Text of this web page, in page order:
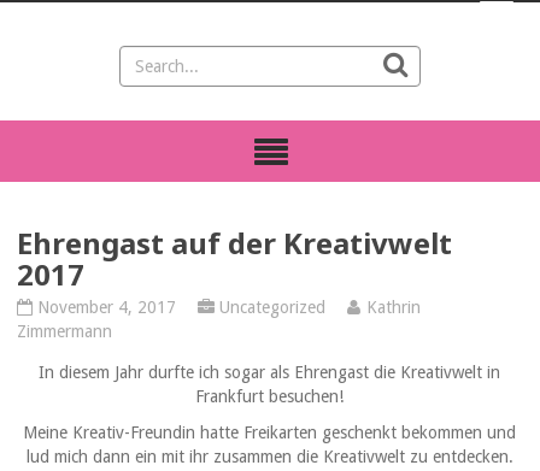
Ehrengast auf der Kreativwelt
2017
November 4, 2017 Uncategorized
Kathrin
Zimmermann
In diesem Jahr durfte ich sogar als Ehrengast die Kreativwelt in
Frankfurt besuchen!
Meine Kreativ-Freundin hatte Freikarten geschenkt bekommen und
lud mich dann ein mit ihr zusammen die Kreativwelt zu entdecken.